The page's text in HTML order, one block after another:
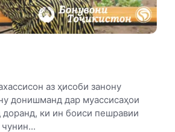
аз ҳисоби занону
донишманд дар муассисаҳои
доранд, ки ин боиси пешравии